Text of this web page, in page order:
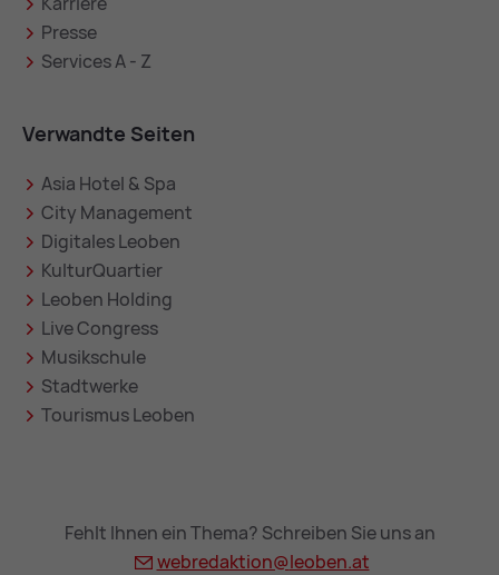
Presse
Services A - Z
Verwandte Seiten
Asia Hotel & Spa
City Management
Digitales Leoben
KulturQuartier
Leoben Holding
Live Congress
Musikschule
Stadtwerke
Tourismus Leoben
Fehlt Ihnen ein Thema? Schreiben Sie uns an
webredaktion@leoben.at